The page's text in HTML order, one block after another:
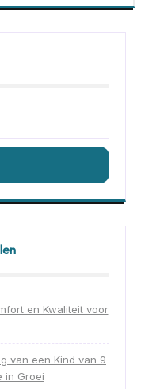
en Kwaliteit voor
van een Kind van 9
in Groei